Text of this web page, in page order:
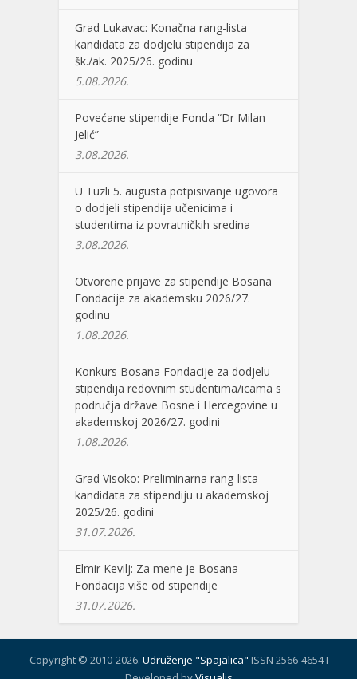
Grad Lukavac: Konačna rang-lista
kandidata za dodjelu stipendija za
šk./ak. 2025/26. godinu
5.08.2026.
Povećane stipendije Fonda “Dr Milan
Jelić”
3.08.2026.
U Tuzli 5. augusta potpisivanje ugovora
o dodjeli stipendija učenicima i
studentima iz povratničkih sredina
3.08.2026.
Otvorene prijave za stipendije Bosana
Fondacije za akademsku 2026/27.
godinu
1.08.2026.
Konkurs Bosana Fondacije za dodjelu
stipendija redovnim studentima/icama s
područja države Bosne i Hercegovine u
akademskoj 2026/27. godini
1.08.2026.
Grad Visoko: Preliminarna rang-lista
kandidata za stipendiju u akademskoj
2025/26. godini
31.07.2026.
Elmir Kevilj: Za mene je Bosana
Fondacija više od stipendije
31.07.2026.
Copyright © 2010-2026. Udruženje "Spajalica" ISSN 2566-4654 I